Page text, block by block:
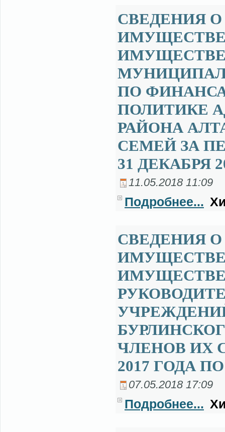
СВЕДЕНИЯ О
ИМУЩЕСТВЕ
ПО
ПОЛИТИКЕ
РАЙОНА
СЕМЕЙ ЗА
31 ДЕКАБРЯ
11.05.2018 11:09
Подробнее...
СВЕДЕНИЯ О
ИМУЩЕСТВЕ
ЧЛЕНОВ ИХ
2017 ГОДА
07.05.2018 17:09
Подробнее...